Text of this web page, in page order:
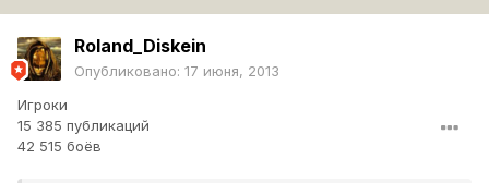
Roland_Diskein
Опубликовано: 17 июня, 2013
Игроки
15 385 публикаций
42 515 боёв